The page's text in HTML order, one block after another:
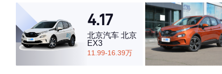
·空间表现较为优秀，优于79%同级车
4.17
北京汽车 北京
EX3
11.99-16.39万